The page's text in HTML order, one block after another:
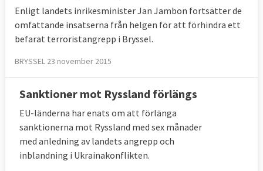
Enligt landets inrikesminister Jan Jambon fortsätter de
omfattande insatserna från helgen för att förhindra ett
befarat terroristangrepp i Bryssel.
BRYSSEL 23 november 2015
Sanktioner mot Ryssland förlängs
EU-länderna har enats om att förlänga
sanktionerna mot Ryssland med sex månader
med anledning av landets angrepp och
inblandning i Ukrainakonflikten.